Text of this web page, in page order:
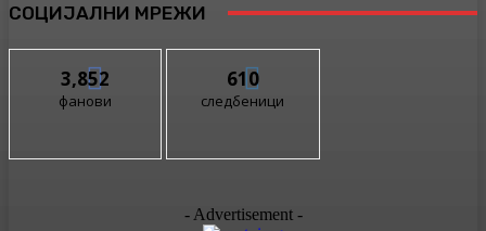
СОЦИЈАЛНИ МРЕЖИ
3,852
фанови
610
следбеници
- Advertisement -